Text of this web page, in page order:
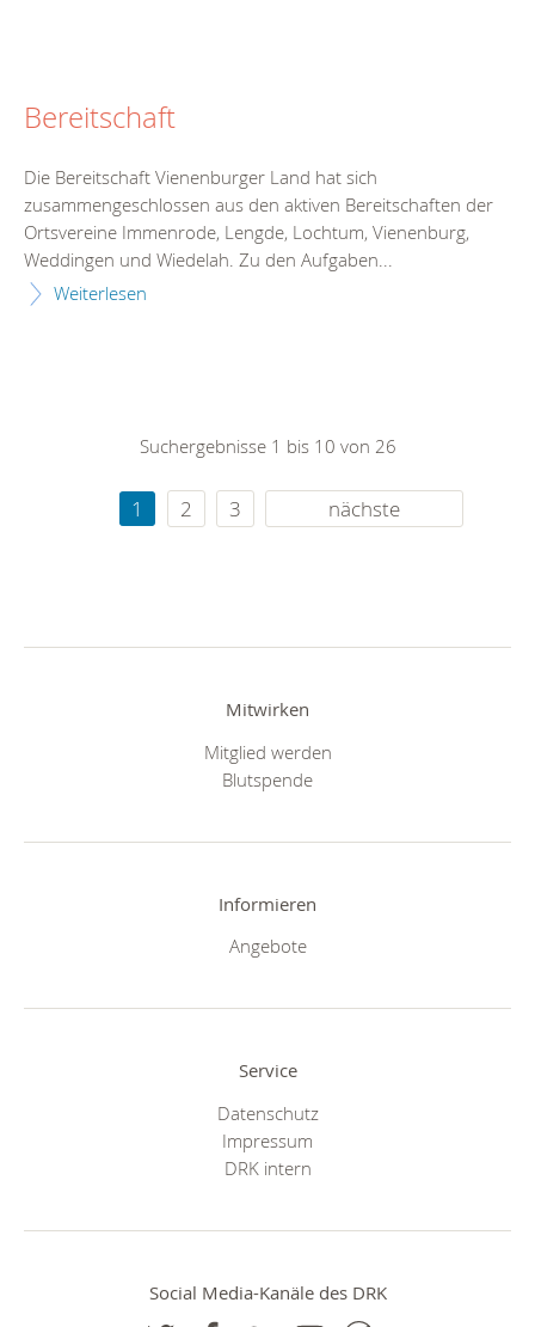
Bereitschaft
Die Bereitschaft Vienenburger Land hat sich
zusammengeschlossen aus den aktiven Bereitschaften der
Ortsvereine Immenrode, Lengde, Lochtum, Vienenburg,
Weddingen und Wiedelah. Zu den Aufgaben...
Weiterlesen
Suchergebnisse 1 bis 10 von 26
1 2 3 nächste
Mitwirken
Mitglied werden
Blutspende
Informieren
Angebote
Service
Datenschutz
Impressum
DRK intern
Social Media-Kanäle des DRK